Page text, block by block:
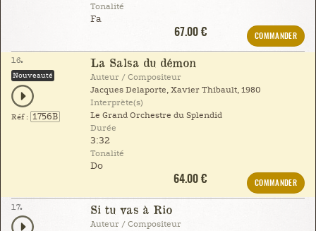
Tonalité
Fa
67.00 €
COMMANDER
16.
Nouveauté
Réf : 1756B
La Salsa du démon
Auteur / Compositeur
Jacques Delaporte, Xavier Thibault, 1980
Interprète(s)
Le Grand Orchestre du Splendid
Durée
3:32
Tonalité
Do
64.00 €
COMMANDER
17. Si tu vas à Rio
Auteur / Compositeur